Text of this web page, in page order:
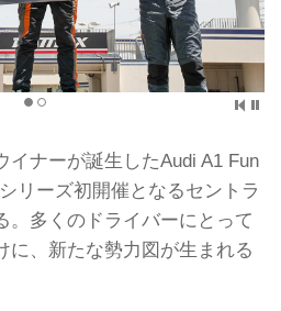
イナーが誕生したAudi A1 Fun
リーズ初開催となるセントラ
。多くのドライバーにとって
に、新たな勢力図が生まれる